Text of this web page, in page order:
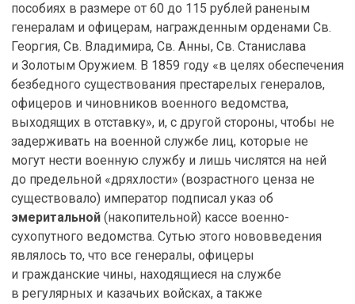
пособиях в размере от 60 до 115 рублей раненым
генералам и офицерам, награжденным орденами Св.
Георгия, Св. Владимира, Св. Анны, Св. Станислава
и Золотым Оружием. В 1859 году «в целях обеспечения
безбедного существования престарелых генералов,
офицеров и чиновников военного ведомства,
выходящих в отставку», и, с другой стороны, чтобы не
задерживать на военной службе лиц, которые не
могут нести военную службу и лишь числятся на ней
до предельной «дряхлости» (возрастного ценза не
существовало) император подписал указ об
эмеритальной (накопительной) кассе военно-
сухопутного ведомства. Сутью этого нововведения
являлось то, что все генералы, офицеры
и гражданские чины, находящиеся на службе
в регулярных и казачьих войсках, а также